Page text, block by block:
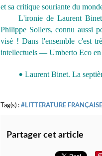
et sa critique souriante du
L'ironie de Laurent
Philippe Sollers, connu aussi
visé ! Dans l'ensemble c'est
intellectuels — Umberto Eco en
•Laurent Binet. La
Tag(s) : #LITTERATURE FRANÇAISE
Partager cet article